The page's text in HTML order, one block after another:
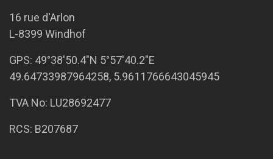
16 rue d'Arlon
L-8399 Windhof
GPS: 49°38'50.4"N 5°57'40.2"E
49.64733987964258, 5.9611766643045945
TVA No: LU28692477
RCS: B207687